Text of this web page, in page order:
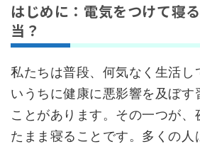
はじめに：電気をつけて寝
当？
私たちは普段、何気なく生活し
いうちに健康に悪影響を及ぼす
ことがあります。その一つが、
たまま寝ることです。多くの人